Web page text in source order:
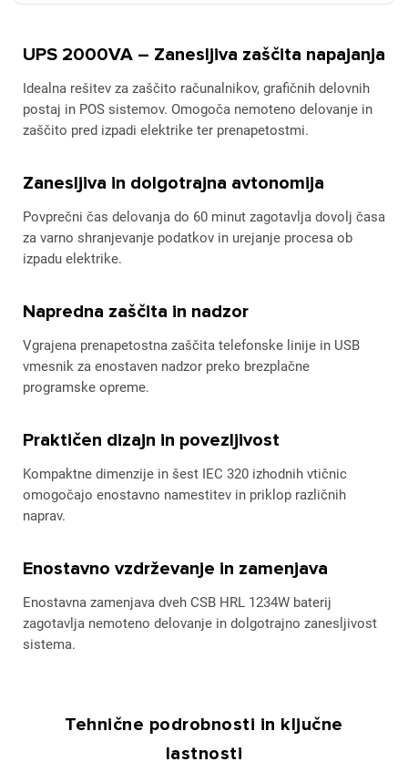
UPS 2000VA – Zanesljiva zaščita napajanja
Idealna rešitev za zaščito računalnikov, grafičnih delovnih
postaj in POS sistemov. Omogoča nemoteno delovanje in
zaščito pred izpadi elektrike ter prenapetostmi.
Zanesljiva in dolgotrajna avtonomija
Povprečni čas delovanja do 60 minut zagotavlja dovolj časa
za varno shranjevanje podatkov in urejanje procesa ob
izpadu elektrike.
Napredna zaščita in nadzor
Vgrajena prenapetostna zaščita telefonske linije in USB
vmesnik za enostaven nadzor preko brezplačne
programske opreme.
Praktičen dizajn in povezljivost
Kompaktne dimenzije in šest IEC 320 izhodnih vtičnic
omogočajo enostavno namestitev in priklop različnih
naprav.
Enostavno vzdrževanje in zamenjava
Enostavna zamenjava dveh CSB HRL 1234W baterij
zagotavlja nemoteno delovanje in dolgotrajno zanesljivost
sistema.
Tehnične podrobnosti in ključne
lastnosti